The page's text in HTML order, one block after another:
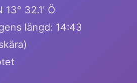
32.1' Ö
längd: 14:43